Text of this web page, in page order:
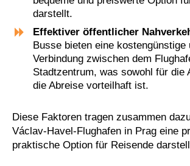
darstellt.
Effektiver öffentlicher
Busse bieten eine kostengünstige
Verbindung zwischen dem
Stadtzentrum, was sowohl für die
die Abreise vorteilhaft ist.
Diese Faktoren tragen zusammen
Václav-Havel-Flughafen in Prag eine
praktische Option für Reisende